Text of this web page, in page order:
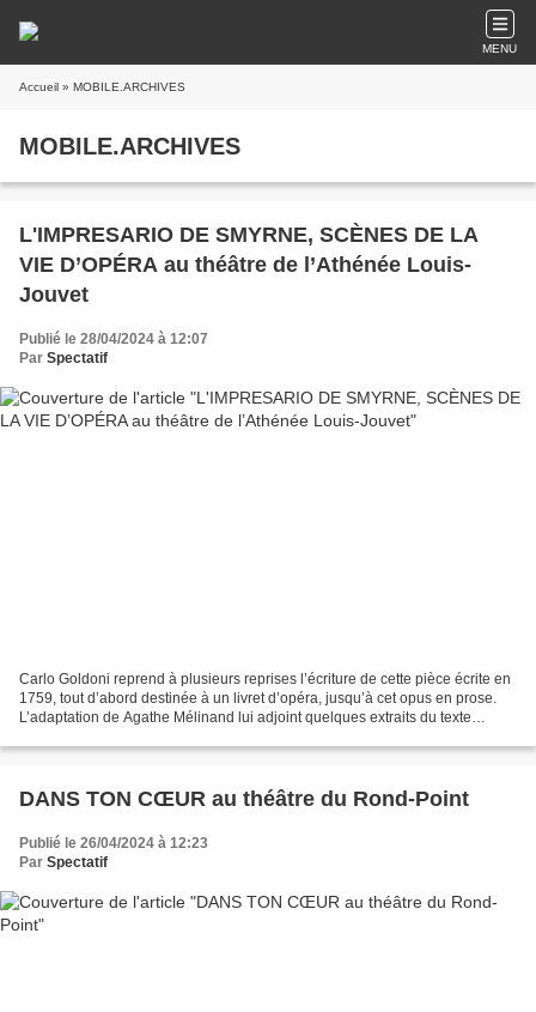
MENU
Accueil » MOBILE.ARCHIVES
MOBILE.ARCHIVES
L'IMPRESARIO DE SMYRNE, SCÈNES DE LA
VIE D’OPÉRA au théâtre de l’Athénée Louis-
Jouvet
Publié le 28/04/2024 à 12:07
Par Spectatif
Carlo Goldoni reprend à plusieurs reprises l’écriture de cette pièce écrite en
1759, tout d’abord destinée à un livret d’opéra, jusqu’à cet opus en prose.
L’adaptation de Agathe Mélinand lui adjoint quelques extraits du texte
DANS TON CŒUR au théâtre du Rond-Point
Publié le 26/04/2024 à 12:23
Par Spectatif